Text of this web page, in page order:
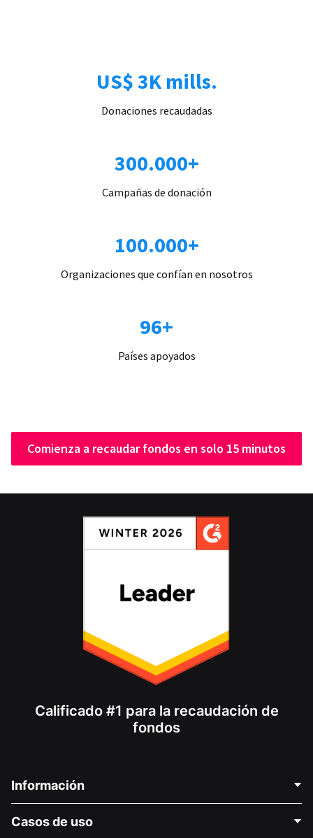
US$ 3K mills.
Donaciones recaudadas
300.000+
Campañas de donación
100.000+
Organizaciones que confían en nosotros
96+
Países apoyados
Comienza a recaudar fondos en solo 15 minutos
Calificado #1 para la recaudación de
fondos
Información
Acerca de nosotros
Casos de uso